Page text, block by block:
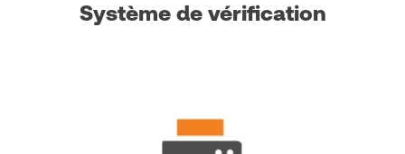
Système de vérification